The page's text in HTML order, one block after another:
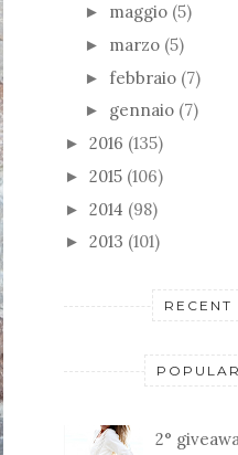
► maggio (5)
► marzo (5)
► febbraio (7)
► gennaio (7)
► 2016 (135)
► 2015 (106)
► 2014 (98)
► 2013 (101)
RECENT
2°